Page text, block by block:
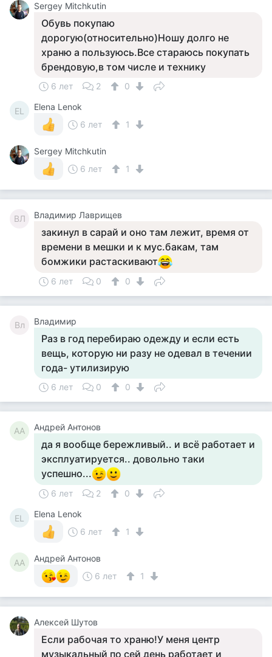
Sergey Mitchkutin
Обувь покупаю
дорогую(относительно)Ношу долго не
храню а пользуюсь.Все стараюсь покупать
брендовую,в том числе и технику
6 лет 2 0
EL
Elena Lenok
6 лет
1
Sergey Mitchkutin
6 лет
1
ВЛ Владимир Лаврищев
закинул в сарай и оно там лежит, время от
времени в мешки и к мус.бакам, там
бомжики растаскивают
6 лет 0 0
Вл Владимир
Раз в год перебираю одежду и если есть
вещь, которую ни разу не одевал в течении
года- утилизирую
6 лет 0 0
АА Андрей Антонов
да я вообще бережливый.. и всё работает и
эксплуатируется.. довольно таки
успешно...
6 лет 2 0
EL
Elena Lenok
6 лет
1
АА
Андрей Антонов
6 лет
1
Алексей Шутов
Если рабочая то храню!У меня центр
музыкальный по сей день работает и